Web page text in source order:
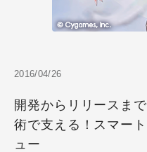
2016/04/26
開発からリリースま
術で支える！スマー
ュー